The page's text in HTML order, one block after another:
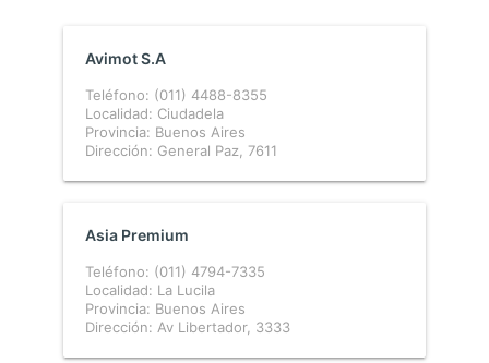
Avimot S.A
Teléfono: (011) 4488-8355
Localidad: Ciudadela
Provincia: Buenos Aires
Dirección: General Paz, 7611
Asia Premium
Teléfono: (011) 4794-7335
Localidad: La Lucila
Provincia: Buenos Aires
Dirección: Av Libertador, 3333